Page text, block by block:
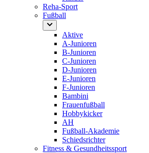
Reha-Sport
Fußball
Aktive
A-Junioren
B-Junioren
C-Junioren
D-Junioren
E-Junioren
F-Junioren
Bambini
Frauenfußball
Hobbykicker
AH
Fußball-Akademie
Schiedsrichter
Fitness & Gesundheitssport